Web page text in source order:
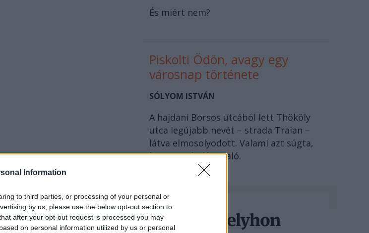
Information
to third parties, or processing of your personal or
by us, please use the below opt-out section to
after your opt-out request is processed you may
on personal information utilized by us or personal
És miért nem?
Piskolti Ödön, avagy egy
városnap története
SÓLYOM ISTVÁN
A hajdani Borsos utcából lett Thököly
utca legújabb nevét – strada Traian –
látva elmosolyodott. Valami azt súgta,
lesz itt még látnivaló.